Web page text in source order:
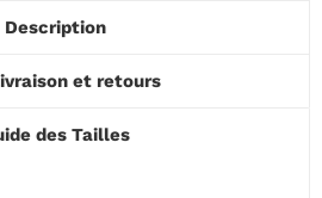
Description
et retours
des Tailles